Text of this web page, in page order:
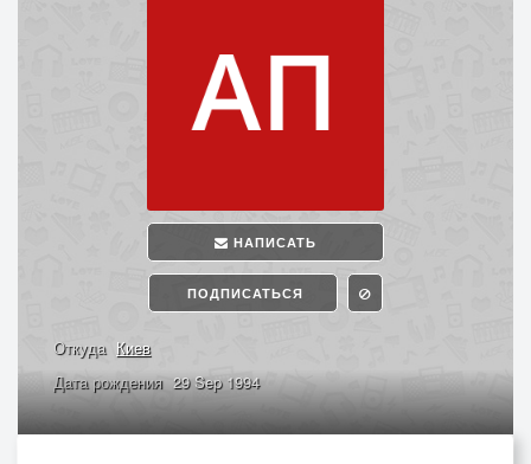
НАПИСАТЬ
ПОДПИСАТЬСЯ
Откуда Киев
Дата рождения 29 Sep 1994